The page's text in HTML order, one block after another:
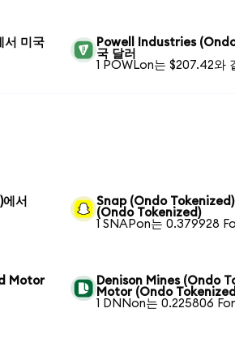
미국
Powell Industries
국 달러
1 POWLon는 $207.42와
서
Snap (Ondo
(Ondo Tokenized)
1 SNAPon는 0.379928
Motor
Denison Mines (Ondo
Motor (Ondo
1 DNNon는 0.225806